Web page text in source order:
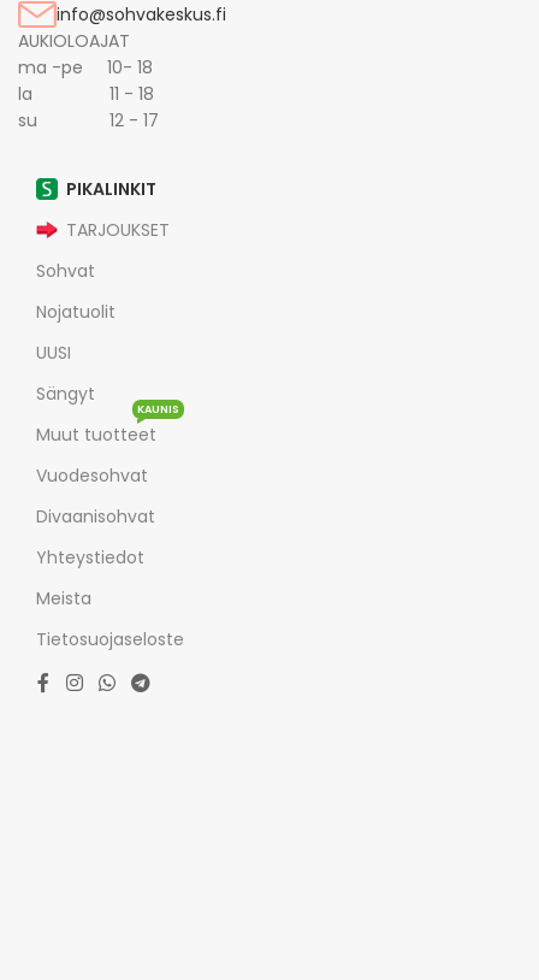
info@sohvakeskus.fi
AUKIOLOAJAT
ma -pe 10- 18
la 11 - 18
su 12 - 17
PIKALINKIT
TARJOUKSET
Sohvat
Nojatuolit
UUSI
Sängyt
Muut tuotteet
KAUNIS
Vuodesohvat
Divaanisohvat
Yhteystiedot
Meista
Tietosuojaseloste